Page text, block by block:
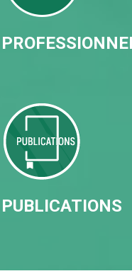
PUBLICATIONS